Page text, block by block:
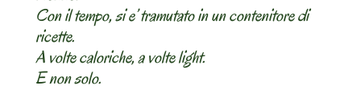
Con il tempo, si e’ tramutato in un contenitore di
ricette.
A volte caloriche, a volte light.
E non solo.